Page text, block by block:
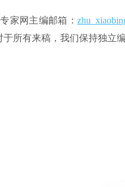
家网主编邮箱：
所有来稿，我们保持独立